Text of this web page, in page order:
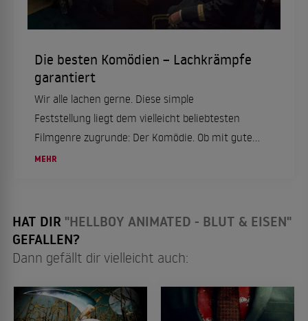
Die besten Komödien – Lachkrämpfe
garantiert
Wir alle lachen gerne. Diese simple
Feststellung liegt dem vielleicht beliebtesten
Filmgenre zugrunde: Der Komödie. Ob mit guter
oder schlechter Laune, ob alleine oder mit
MEHR
HAT DIR "HELLBOY ANIMATED - BLUT & EISEN"
GEFALLEN?
Dann gefällt dir vielleicht auch: